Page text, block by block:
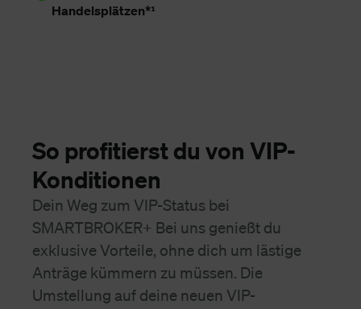
Handelsplätzen*¹
So profitierst du von VIP-
Konditionen
Dein Weg zum VIP-Status bei
SMARTBROKER+ Bei uns genießt du
exklusive Vorteile, ohne dich um lästige
Anträge kümmern zu müssen. Die
Umstellung auf deine neuen VIP-